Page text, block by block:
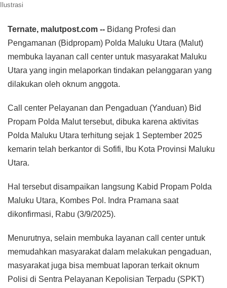
Ilustrasi
Ternate, malutpost.com -- Bidang Profesi dan
Pengamanan (Bidpropam) Polda Maluku Utara (Malut)
membuka layanan call center untuk masyarakat Maluku
Utara yang ingin melaporkan tindakan pelanggaran yang
dilakukan oleh oknum anggota.
Call center Pelayanan dan Pengaduan (Yanduan) Bid
Propam Polda Malut tersebut, dibuka karena aktivitas
Polda Maluku Utara terhitung sejak 1 September 2025
kemarin telah berkantor di Sofifi, Ibu Kota Provinsi Maluku
Utara.
Hal tersebut disampaikan langsung Kabid Propam Polda
Maluku Utara, Kombes Pol. Indra Pramana saat
dikonfirmasi, Rabu (3/9/2025).
Menurutnya, selain membuka layanan call center untuk
memudahkan masyarakat dalam melakukan pengaduan,
masyarakat juga bisa membuat laporan terkait oknum
Polisi di Sentra Pelayanan Kepolisian Terpadu (SPKT)